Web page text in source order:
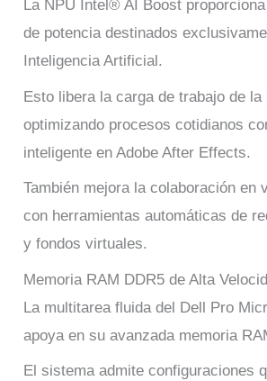
La NPU Intel® AI Boost
de potencia destinados
Inteligencia Artificial.
Esto libera la carga de trabajo de
optimizando procesos cotidianos
inteligente en Adobe After Effects.
También mejora la colaboración en
con herramientas automáticas de
y fondos virtuales.
Memoria RAM DDR5 de Alta
La multitarea fluida del Dell Pro
apoya en su avanzada memoria
El sistema admite configuraciones